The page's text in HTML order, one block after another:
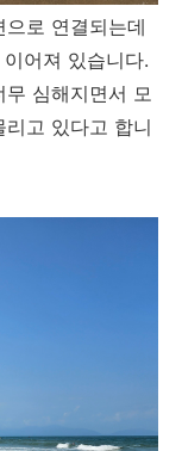
로 연결되는데
어져 있습니다.
심해지면서 모
고 있다고 합니